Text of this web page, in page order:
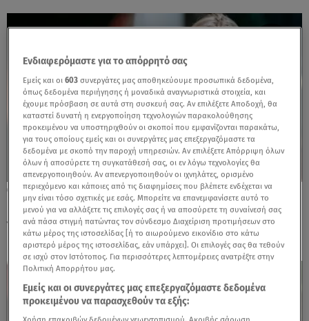
23.07.26, 16:00
Πρώτο ραντεβού: Χρειάζεσαι μόλις 4 λεπτά
για να αποφασίσεις
Ενδιαφερόμαστε για το απόρρητό σας
Εμείς και οι603 συνεργάτες μας αποθηκεύουμε προσωπικά δεδομένα,
όπως δεδομένα περιήγησης ή μοναδικά αναγνωριστικά στοιχεία, και
έχουμε πρόσβαση σε αυτά στη συσκευή σας. Αν επιλέξετε Αποδοχή, θα
καταστεί δυνατή η ενεργοποίηση τεχνολογιών παρακολούθησης
προκειμένου να υποστηριχθούν οι σκοποί που εμφανίζονται παρακάτω,
για τους οποίους εμείς και οι συνεργάτες μας επεξεργαζόμαστε τα
δεδομένα με σκοπό την παροχή υπηρεσιών. Αν επιλέξετε Απόρριψη όλων
όλων ή αποσύρετε τη συγκατάθεσή σας, οι εν λόγω τεχνολογίες θα
απενεργοποιηθούν. Αν απενεργοποιηθούν οι ιχνηλάτες, ορισμένο
περιεχόμενο και κάποιες από τις διαφημίσεις που βλέπετε ενδέχεται να
μην είναι τόσο σχετικές με εσάς. Μπορείτε να επανεμφανίσετε αυτό το
μενού για να αλλάξετε τις επιλογές σας ή να αποσύρετε τη συναίνεσή σας
ανά πάσα στιγμή πατώντας τον σύνδεσμο Διαχείριση προτιμήσεων στο
κάτω μέρος της ιστοσελίδας [ή το αιωρούμενο εικονίδιο στο κάτω
αριστερό μέρος της ιστοσελίδας, εάν υπάρχει]. Οι επιλογές σας θα τεθούν
σε ισχύ στον Ιστότοπος. Για περισσότερες λεπτομέρειες ανατρέξτε στην
Πολιτική Απορρήτου μας.
Εμείς και οι συνεργάτες μας επεξεργαζόμαστε δεδομένα
προκειμένου να παρασχεθούν τα εξής: